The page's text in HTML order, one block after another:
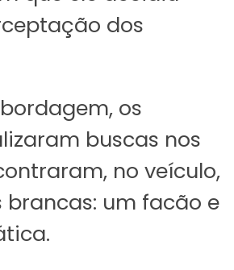
dos
os
buscas nos
no veículo,
um facão e